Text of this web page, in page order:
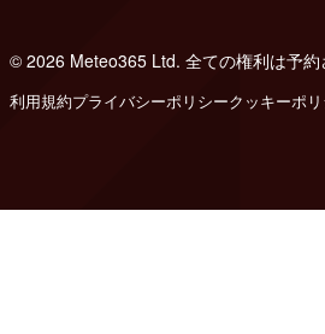
© 2026 Meteo365 Ltd. 全ての権利は予約
利用規約プライバシーポリシークッキーポ